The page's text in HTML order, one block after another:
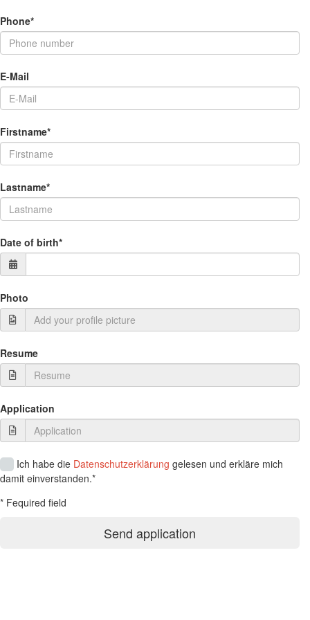
Phone*
E-Mail
Firstname*
Lastname*
Date of birth*
Photo
Resume
Application
Ich habe die Datenschutzerklärung gelesen und erkläre mich
damit einverstanden.*
* Fequired field
Send application